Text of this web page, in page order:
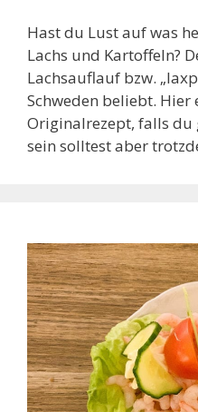
Hast du Lust auf was
Lachs und Kartoffeln?
Lachsauflauf bzw.
Schweden beliebt.
Originalrezept, falls du
sein solltest aber